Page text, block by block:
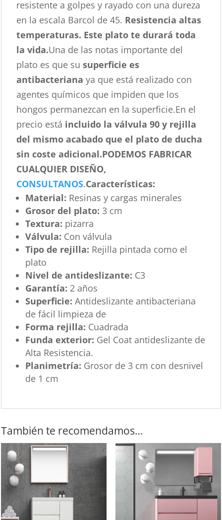
resistente a golpes y rayado con una dureza
en la escala Barcol de 45. Resistencia altas
temperaturas. Este plato te durará toda
la vida.Una de las notas importante del
plato es que susuperficie es
antibacterianaya que está realizado con
agentes químicos que impiden que los
hongos permanezcan en la superficie.En el
precio está incluido la válvula 90 y rejilla
del mismo acabado que el plato de ducha
sin coste adicional.PODEMOS FABRICAR
CUALQUIER DISEÑO,
CONSULTANOS.Características:
Material: Resinas y cargas minerales
Grosor del plato: 3 cm
Textura: pizarra
Válvula: Con válvula
Tipo de rejilla: Rejilla pintada como el
plato
Nivel de antideslizante: C3
Garantía: 2 años
Superficie: Antideslizante antibacteriana
de fácil limpieza de
Forma rejilla: Cuadrada
Funda exterior: Gel Coat antideslizante de
Alta Resistencia.
Planimetría: Grosor de 3 cm con desnivel
de 1 cm
También te recomendamos…